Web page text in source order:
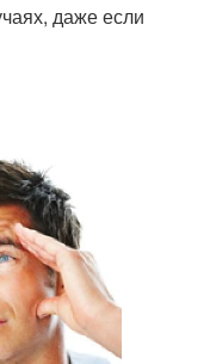
даже если